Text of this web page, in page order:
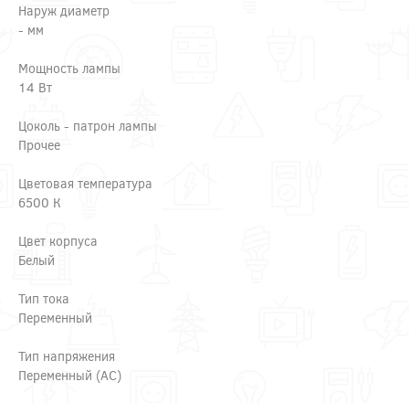
Наруж диаметр
- мм
Мощность лампы
14 Вт
Цоколь - патрон лампы
Прочее
Цветовая температура
6500 К
Цвет корпуса
Белый
Тип тока
Переменный
Тип напряжения
Переменный (AC)